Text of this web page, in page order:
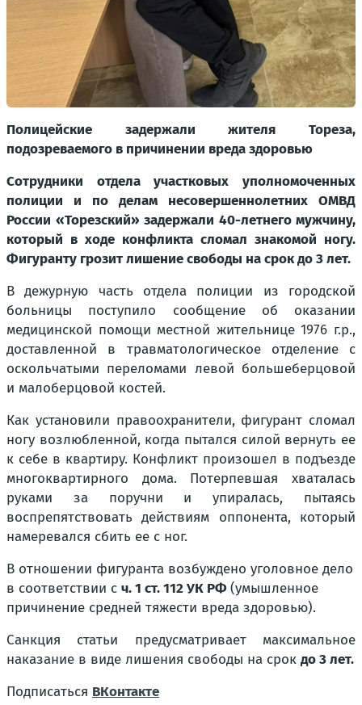
Полицейские задержали жителя Тореза,
подозреваемого в причинении вреда здоровью
Сотрудники отдела участковых уполномоченных
полиции и по делам несовершеннолетних ОМВД
России «Торезский» задержали 40-летнего мужчину,
который в ходе конфликта сломал знакомой ногу.
Фигуранту грозит лишение свободы на срок до 3 лет.
В дежурную часть отдела полиции из городской
больницы поступило сообщение об оказании
медицинской помощи местной жительнице 1976 г.р.,
доставленной в травматологическое отделение с
оскольчатыми переломами левой большеберцовой
и малоберцовой костей.
Как установили правоохранители, фигурант сломал
ногу возлюбленной, когда пытался силой вернуть ее
к себе в квартиру. Конфликт произошел в подъезде
многоквартирного дома. Потерпевшая хваталась
руками за поручни и упиралась, пытаясь
воспрепятствовать действиям оппонента, который
намеревался сбить ее с ног.
В отношении фигуранта возбуждено уголовное дело
в соответствии с ч. 1 ст. 112 УК РФ (умышленное
причинение средней тяжести вреда здоровью).
Санкция статьи предусматривает максимальное
наказание в виде лишения свободы на срок до 3 лет.
Подписаться ВКонтакте